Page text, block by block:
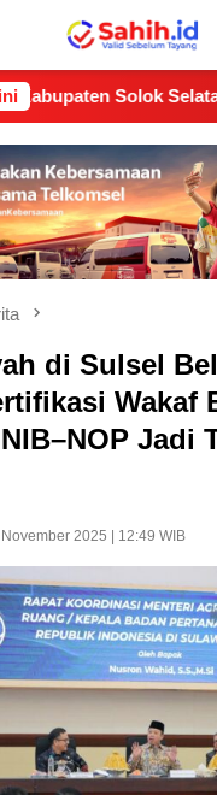
Selatan Dukung
di Sulsel
Wakaf
Jadi
2025 | 12:49 WIB